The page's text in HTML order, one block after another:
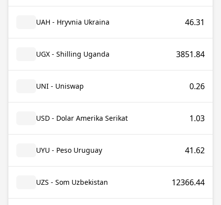
UAH - Hryvnia Ukraina 46.31
UGX - Shilling Uganda 3851.84
UNI - Uniswap 0.26
USD - Dolar Amerika Serikat 1.03
UYU - Peso Uruguay 41.62
UZS - Som Uzbekistan 12366.44